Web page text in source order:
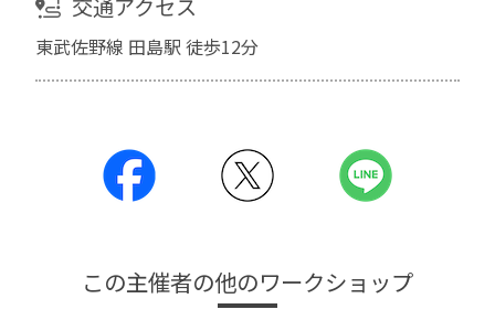
東武佐野線 田島駅 徒歩12分
この主催者の他のワークショップ